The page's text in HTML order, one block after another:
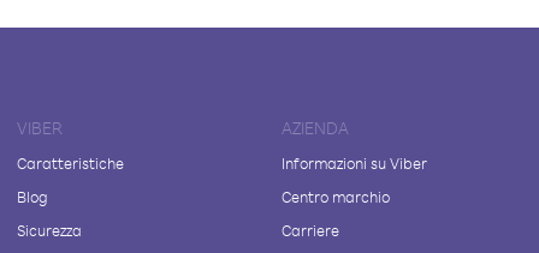
VIBER
Caratteristiche
Blog
Sicurezza
AZIENDA
Informazioni su Viber
Centro marchio
Carriere